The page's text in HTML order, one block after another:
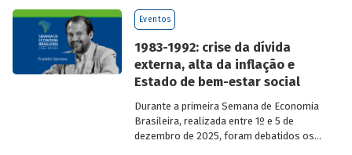
economistas renomados.
Eventos
1983-1992: crise da dívida
externa, alta da inflação e
Estado de bem-estar social
Durante a primeira Semana de Economia
Brasileira, realizada entre 1º e 5 de
dezembro de 2025, foram debatidos os